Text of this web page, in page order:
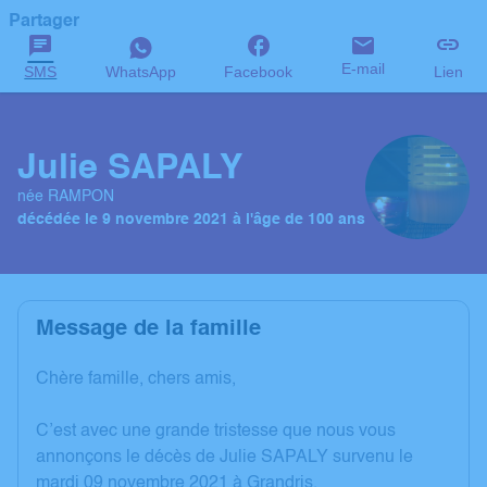
Partager
SMS WhatsApp Facebook E-mail Lien
Julie SAPALY
née RAMPON
décédée le 9 novembre 2021 à l'âge de 100 ans
Message de la famille
Chère famille, chers amis,
C’est avec une grande tristesse que nous vous
annonçons le décès de Julie SAPALY survenu le